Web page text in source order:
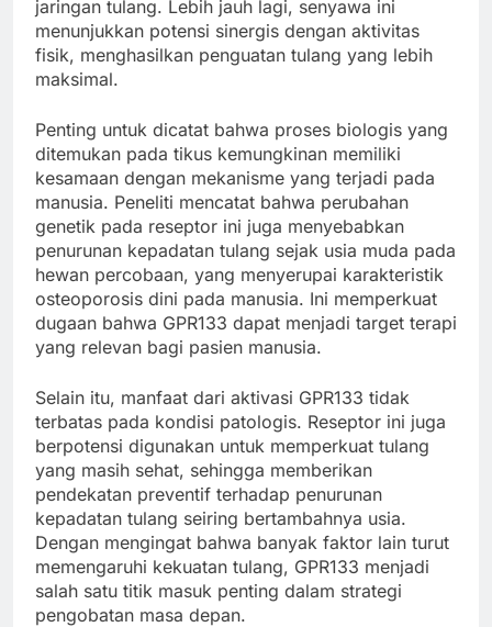
jaringan tulang. Lebih jauh lagi, senyawa ini
menunjukkan potensi sinergis dengan aktivitas
fisik, menghasilkan penguatan tulang yang lebih
maksimal.
Penting untuk dicatat bahwa proses biologis yang
ditemukan pada tikus kemungkinan memiliki
kesamaan dengan mekanisme yang terjadi pada
manusia. Peneliti mencatat bahwa perubahan
genetik pada reseptor ini juga menyebabkan
penurunan kepadatan tulang sejak usia muda pada
hewan percobaan, yang menyerupai karakteristik
osteoporosis dini pada manusia. Ini memperkuat
dugaan bahwa GPR133 dapat menjadi target terapi
yang relevan bagi pasien manusia.
Selain itu, manfaat dari aktivasi GPR133 tidak
terbatas pada kondisi patologis. Reseptor ini juga
berpotensi digunakan untuk memperkuat tulang
yang masih sehat, sehingga memberikan
pendekatan preventif terhadap penurunan
kepadatan tulang seiring bertambahnya usia.
Dengan mengingat bahwa banyak faktor lain turut
memengaruhi kekuatan tulang, GPR133 menjadi
salah satu titik masuk penting dalam strategi
pengobatan masa depan.